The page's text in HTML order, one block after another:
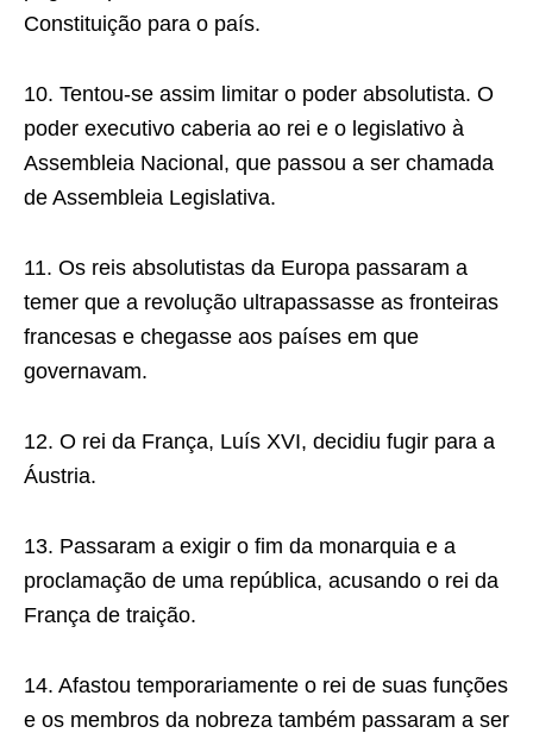
Constituição para o país.
10. Tentou-se assim limitar o poder absolutista. O
poder executivo caberia ao rei e o legislativo à
Assembleia Nacional, que passou a ser chamada
de Assembleia Legislativa.
11. Os reis absolutistas da Europa passaram a
temer que a revolução ultrapassasse as fronteiras
francesas e chegasse aos países em que
governavam.
12. O rei da França, Luís XVI, decidiu fugir para a
Áustria.
13. Passaram a exigir o fim da monarquia e a
proclamação de uma república, acusando o rei da
França de traição.
14. Afastou temporariamente o rei de suas funções
e os membros da nobreza também passaram a ser